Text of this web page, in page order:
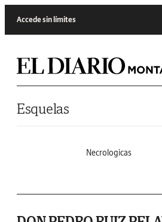
Accede sin límites
Esquelas
Necrologicas